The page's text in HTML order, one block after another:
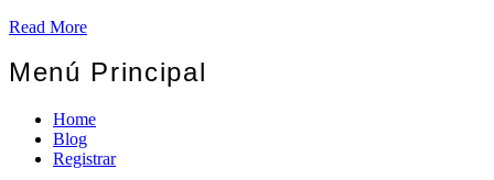
Read More
Menú Principal
Home
Blog
Registrar